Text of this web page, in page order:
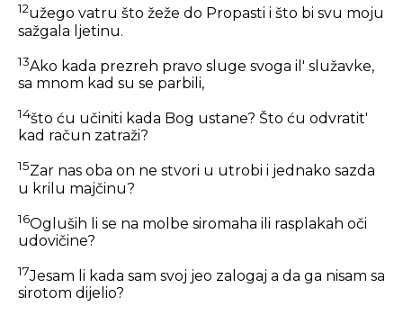
12užego vatru što žeže do Propasti i što bi svu moju
sažgala ljetinu.
13Ako kada prezreh pravo sluge svoga il' služavke,
sa mnom kad su se parbili,
14što ću učiniti kada Bog ustane? Što ću odvratit'
kad račun zatraži?
15Zar nas oba on ne stvori u utrobi i jednako sazda
u krilu majčinu?
16Ogluših li se na molbe siromaha ili rasplakah oči
udovičine?
17Jesam li kada sam svoj jeo zalogaj a da ga nisam sa
sirotom dijelio?